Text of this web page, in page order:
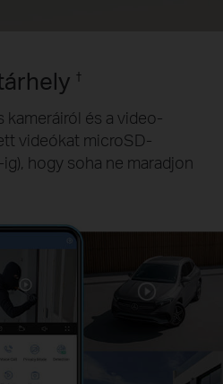
†
kameráiról és a video-
videókat microSD-
hogy soha ne maradjon